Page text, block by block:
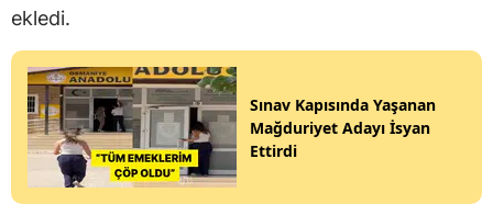
ekledi.
Sınav Kapısında Yaşanan
Mağduriyet Adayı İsyan
Ettirdi